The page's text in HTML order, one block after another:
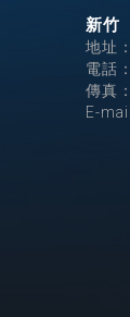
新竹
地址
電話：
傳真
E-